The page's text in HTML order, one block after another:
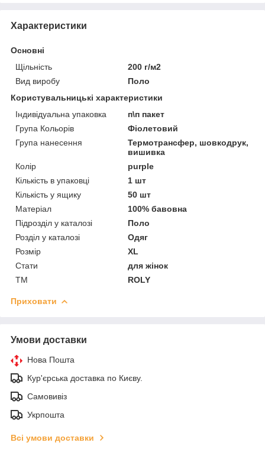
Характеристики
Основні
Щільність
200 г/м2
Вид виробу
Поло
Користувальницькі характеристики
Індивідуальна упаковка
п\п пакет
Група Кольорів
Фіолетовий
Група нанесення
Термотрансфер, шовкодрук,
вишивка
Колір
purple
Кількість в упаковці
1 шт
Кількість у ящику
50 шт
Матеріал
100% бавовна
Підрозділ у каталозі
Поло
Розділ у каталозі
Одяг
Розмір
XL
Стати
для жінок
ТМ
ROLY
Приховати
Умови доставки
Нова Пошта
Кур'єрська доставка по Києву.
Самовивіз
Укрпошта
Всі умови доставки